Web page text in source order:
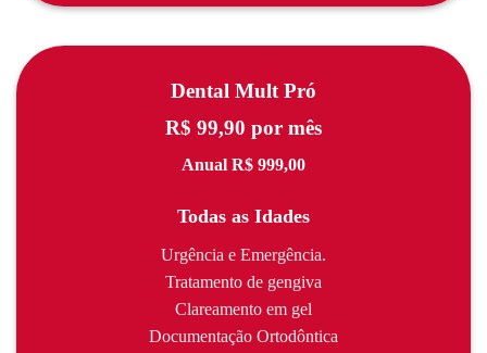
Dental Mult Pró
R$ 99,90 por mês
Anual R$ 999,00
Todas as Idades
Urgência e Emergência.
Tratamento de gengiva
Clareamento em gel
Documentação Ortodôntica